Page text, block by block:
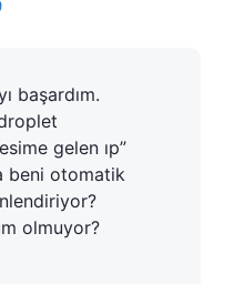
başardım.
gelen ıp”
beni otomatik
olmuyor?